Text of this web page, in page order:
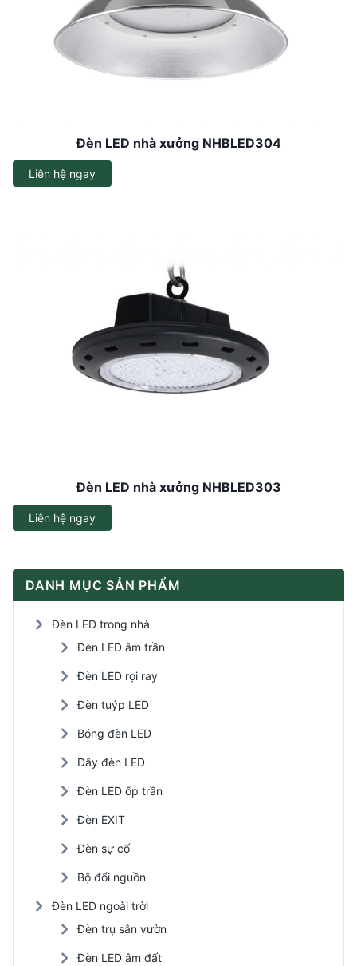
Đèn LED nhà xưởng NHBLED304
Liên hệ ngay
Đèn LED nhà xưởng NHBLED303
Liên hệ ngay
DANH MỤC SẢN PHẨM
Đèn LED trong nhà
Đèn LED âm trần
Đèn LED rọi ray
Đèn tuýp LED
Bóng đèn LED
Dây đèn LED
Đèn LED ốp trần
Đèn EXIT
Đèn sự cố
Bộ đổi nguồn
Đèn LED ngoài trời
Đèn trụ sân vườn
Đèn LED âm đất